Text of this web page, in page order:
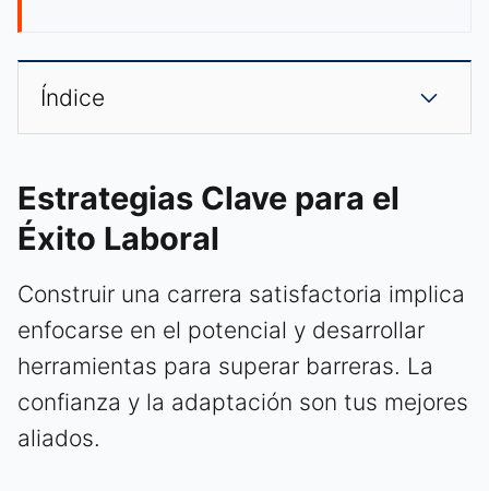
Índice
Estrategias Clave para el
Éxito Laboral
Construir una carrera satisfactoria implica
enfocarse en el potencial y desarrollar
herramientas para superar barreras. La
confianza y la adaptación son tus mejores
aliados.